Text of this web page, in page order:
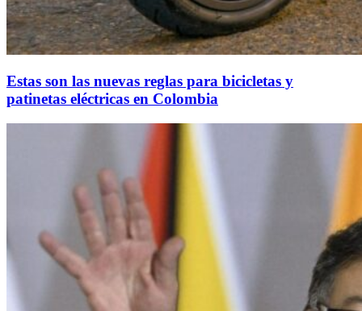
Estas son las nuevas reglas para bicicletas y
patinetas eléctricas en Colombia